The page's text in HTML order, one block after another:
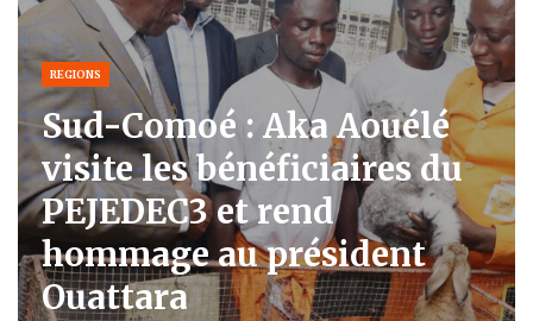
REGIONS
Sud-Comoé : Aka Aouélé
visite les bénéficiaires du
PEJEDEC3 et rend
hommage au président
Ouattara